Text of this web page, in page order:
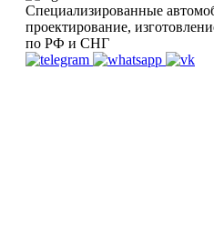
Специализированные
проектирование,
по РФ и СНГ